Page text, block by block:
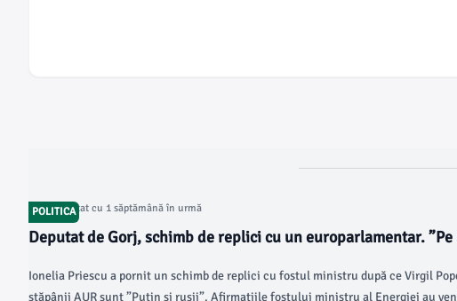
POLITICA
Articol postat cu 1 săptămână în urmă
Deputat de Gorj, schimb de replici cu un europarlamentar.
Ionelia Priescu a pornit un schimb de replici cu fostul ministru după ce Virgil
stăpânii AUR sunt ”Putin și rușii”. Afirmațiile fostului ministru al Energiei au